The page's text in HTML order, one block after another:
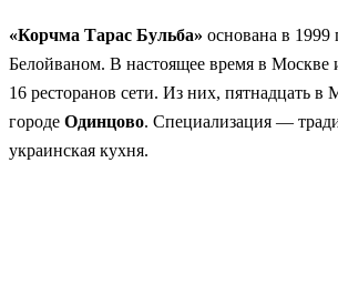
«Корчма Тарас Бульба» основана в
Белойваном. В настоящее время в Москве
16 ресторанов сети. Из них, пятнадцать в
городе Одинцово. Специализация —
украинская кухня.